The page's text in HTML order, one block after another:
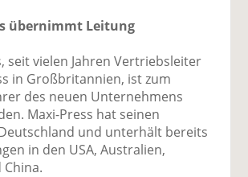
übernimmt Leitung
seit vielen Jahren Vertriebsleiter
in Großbritannien, ist zum
des neuen Unternehmens
Maxi-Press hat seinen
und unterhält bereits
in den USA, Australien,